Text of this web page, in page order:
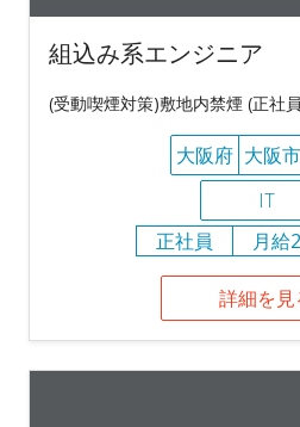
組込み系エンジニア
(受動喫煙対策)敷地内禁煙 (正社
大阪府 大阪
IT
正社員
月給
詳細を見